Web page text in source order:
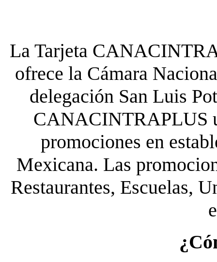
La Tarjeta
ofrece la Cámara
delegación San Luis
CANACINTRAPLUS
promociones en
Mexicana. Las
Restaurantes, Escuelas,